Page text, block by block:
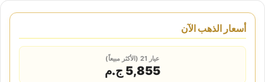
أسعار الذهب الآن
عيار 21 (الأكثر مبيعاً)
5,855 ج.م